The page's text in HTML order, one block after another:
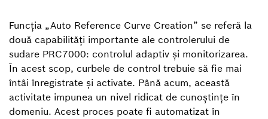
Funcția „Auto Reference Curve Creation” se referă la
două capabilități importante ale controlerului de
sudare PRC7000: controlul adaptiv și monitorizarea.
În acest scop, curbele de control trebuie să fie mai
întâi înregistrate și activate. Până acum, această
activitate impunea un nivel ridicat de cunoștințe în
domeniu. Acest proces poate fi automatizat în